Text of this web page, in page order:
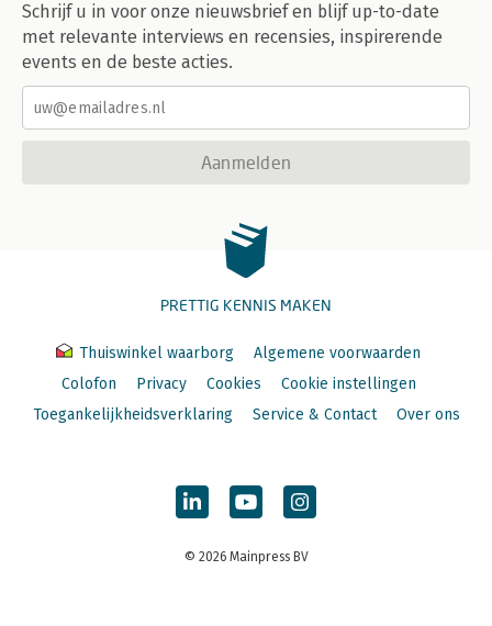
Schrijf u in voor onze nieuwsbrief en blijf up-to-date
met relevante interviews en recensies, inspirerende
events en de beste acties.
Aanmelden
PRETTIG KENNIS MAKEN
Thuiswinkel waarborg
Algemene voorwaarden
Colofon
Privacy Cookies
Cookie instellingen
Toegankelijkheidsverklaring
Service & Contact Over ons
© 2026 Mainpress BV